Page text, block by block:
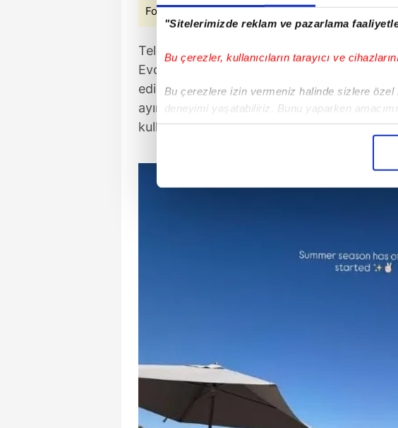
"Sitelerimizde reklam ve pazarlama
Bu çerezler, kullanıcıların tarayıcı ve
Bu çerezlere izin vermeniz halinde sizlere
deneyimi yaşatabiliriz. Bunu yaparken
içerikleri sunabilmek adına elimizden gelen
reklam/pazarlama faaliyetlerinin yapılması,
mevzuata uygun olarak kullanılan çerezlerle
Fotoğraflar: Sosyal medya
Televizyon ve sinema projelerine bir süredir
Evcen, adından sosyal medya
ediyor. Ekranda yer almadığı dönemi
ayıran oyuncu, deniz sezonunu erken açtı.
kullanan Evcen, güneşlendiği anlara dair